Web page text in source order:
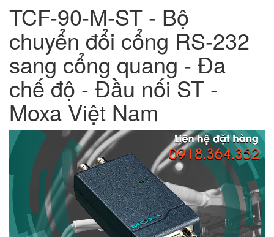
TCF-90-M-ST - Bộ
chuyển đổi cổng RS-232
sang cổng quang - Đa
chế độ - Đầu nối ST -
Moxa Việt Nam